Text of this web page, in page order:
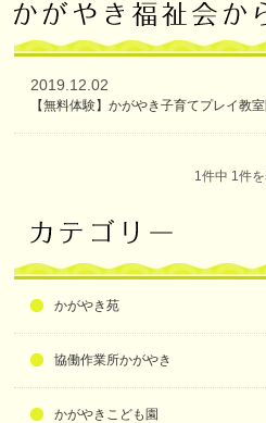
2019.12.02
【無料体験】かがやき子育てプレイ教
1件中 1件
かがやき苑
協働作業所かがやき
かがやきこども園